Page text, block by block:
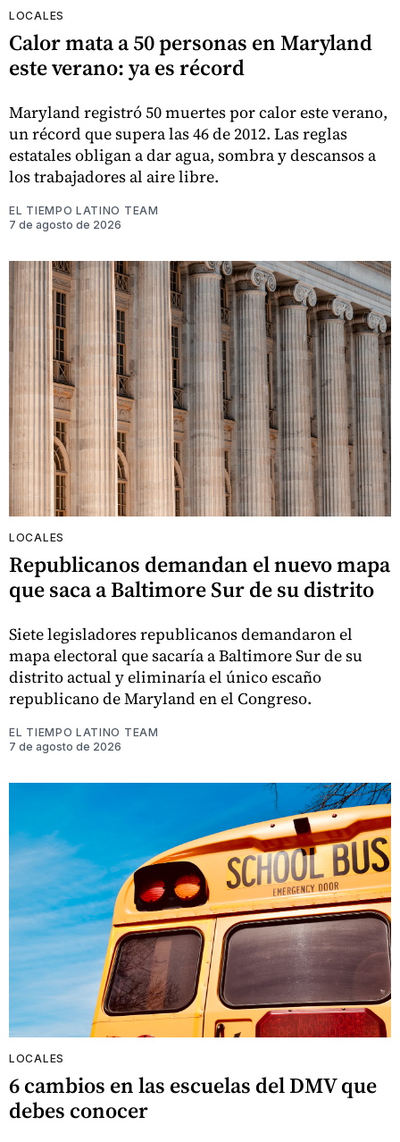
LOCALES
Calor mata a 50 personas en Maryland
este verano: ya es récord
Maryland registró 50 muertes por calor este verano,
un récord que supera las 46 de 2012. Las reglas
estatales obligan a dar agua, sombra y descansos a
los trabajadores al aire libre.
EL TIEMPO LATINO TEAM
7 de agosto de 2026
LOCALES
Republicanos demandan el nuevo mapa
que saca a Baltimore Sur de su distrito
Siete legisladores republicanos demandaron el
mapa electoral que sacaría a Baltimore Sur de su
distrito actual y eliminaría el único escaño
republicano de Maryland en el Congreso.
EL TIEMPO LATINO TEAM
7 de agosto de 2026
LOCALES
6 cambios en las escuelas del DMV que
debes conocer